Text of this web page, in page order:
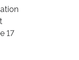
17